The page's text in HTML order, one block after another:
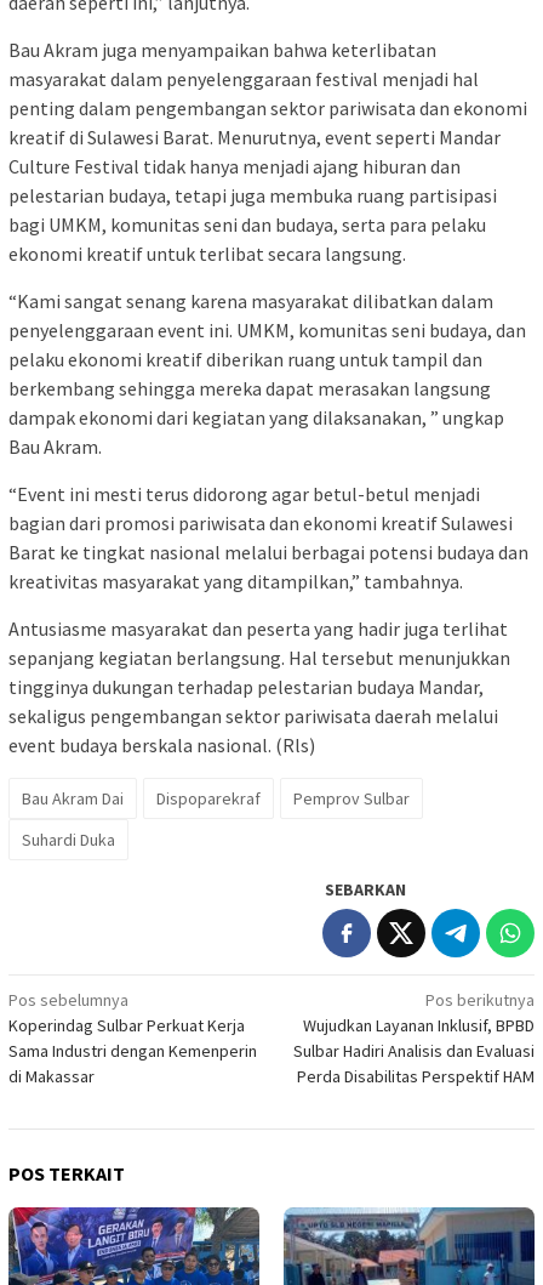
Bau Akram juga menyampaikan bahwa keterlibatan
masyarakat dalam penyelenggaraan festival menjadi hal
penting dalam pengembangan sektor pariwisata dan ekonomi
kreatif di Sulawesi Barat. Menurutnya, event seperti Mandar
Culture Festival tidak hanya menjadi ajang hiburan dan
pelestarian budaya, tetapi juga membuka ruang partisipasi
bagi UMKM, komunitas seni dan budaya, serta para pelaku
ekonomi kreatif untuk terlibat secara langsung.
“Kami sangat senang karena masyarakat dilibatkan dalam
penyelenggaraan event ini. UMKM, komunitas seni budaya, dan
pelaku ekonomi kreatif diberikan ruang untuk tampil dan
berkembang sehingga mereka dapat merasakan langsung
dampak ekonomi dari kegiatan yang dilaksanakan, ” ungkap
Bau Akram.
“Event ini mesti terus didorong agar betul-betul menjadi
bagian dari promosi pariwisata dan ekonomi kreatif Sulawesi
Barat ke tingkat nasional melalui berbagai potensi budaya dan
kreativitas masyarakat yang ditampilkan,” tambahnya.
Antusiasme masyarakat dan peserta yang hadir juga terlihat
sepanjang kegiatan berlangsung. Hal tersebut menunjukkan
tingginya dukungan terhadap pelestarian budaya Mandar,
sekaligus pengembangan sektor pariwisata daerah melalui
event budaya berskala nasional. (Rls)
Bau Akram Dai Dispoparekraf
Pemprov Sulbar
Suhardi Duka
SEBARKAN
Navigasi
pos
Pos sebelumnya
Koperindag Sulbar Perkuat Kerja
Sama Industri dengan Kemenperin
di Makassar
Pos berikutnya
Wujudkan Layanan Inklusif, BPBD
Sulbar Hadiri Analisis dan Evaluasi
Perda Disabilitas Perspektif HAM
POS TERKAIT